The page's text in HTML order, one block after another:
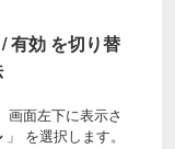
有効 を切り替
画面左下に表示さ
」 を選択します。